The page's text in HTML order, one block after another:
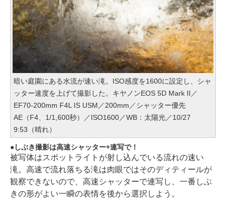
暗い庭園にある水流が速い滝。ISO感度を1600に設定し、シャ
ッター速度を上げて撮影した。キヤノンEOS 5D Mark II／
EF70-200mm F4L IS USM／200mm／シャッター優先
AE（F4、1/1,600秒）／ISO1600／WB：太陽光／10/27
9:53（晴れ）
しぶき撮影は高速シャッター+連写で！
被写体はスポットライトが射し込んでいる流れの速い
滝。高速で流れ落ちる滝は肉眼ではそのディティールが
観察できないので、高速シャッターで連写し、一番しぶ
きの形がよい一瞬の表情を後から選択しよう。